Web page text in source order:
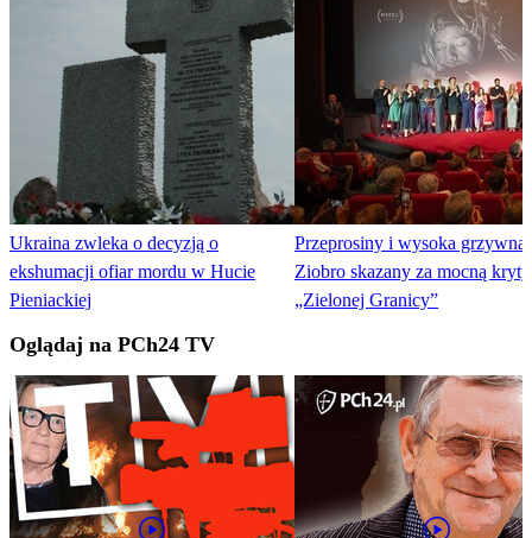
Ukraina zwleka o decyzją o
ekshumacji ofiar mordu w Hucie
Pieniackiej
Przeprosiny i wysoka grzywna.
Ziobro skazany za mocną
„Zielonej Granicy”
Oglądaj na PCh24 TV